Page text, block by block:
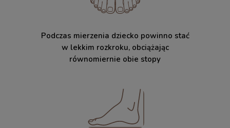
Podczas mierzenia dziecko powinno stać
w lekkim rozkroku, obciążając
równomiernie obie stopy